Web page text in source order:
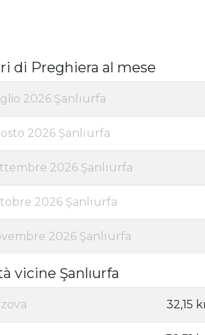
di Preghiera al mese
2026 Şanlıurfa
2026 Şanlıurfa
2026 Şanlıurfa
2026 Şanlıurfa
2026 Şanlıurfa
vicine Şanlıurfa
32,15